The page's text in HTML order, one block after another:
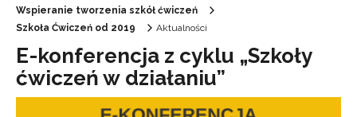
Wspieranie tworzenia szkół ćwiczeń
Szkoła Ćwiczeń od 2019
Aktualności
E-konferencja z cyklu „Szkoły
ćwiczeń w działaniu”